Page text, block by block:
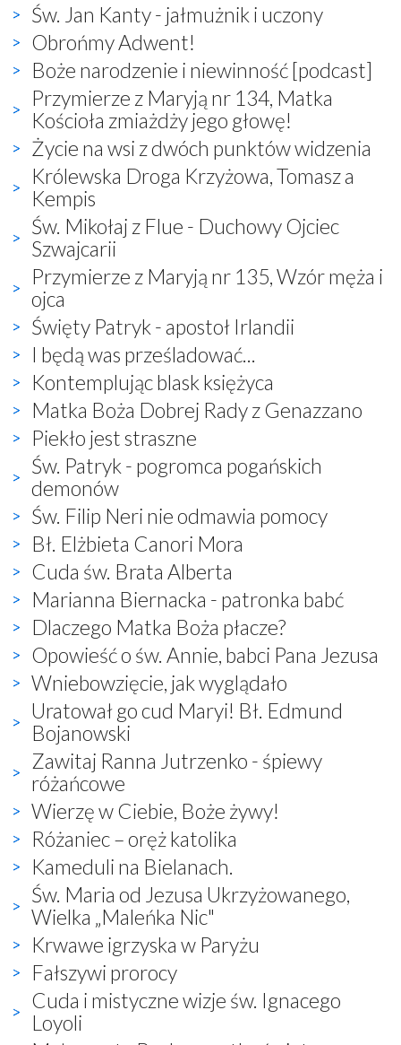
Św. Jan Kanty - jałmużnik i uczony
Obrońmy Adwent!
Boże narodzenie i niewinność [podcast]
Przymierze z Maryją nr 134, Matka
Kościoła zmiażdży jego głowę!
Życie na wsi z dwóch punktów widzenia
Królewska Droga Krzyżowa, Tomasz a
Kempis
Św. Mikołaj z Flue - Duchowy Ojciec
Szwajcarii
Przymierze z Maryją nr 135, Wzór męża i
ojca
Święty Patryk - apostoł Irlandii
I będą was prześladować...
Kontemplując blask księżyca
Matka Boża Dobrej Rady z Genazzano
Piekło jest straszne
Św. Patryk - pogromca pogańskich
demonów
Św. Filip Neri nie odmawia pomocy
Bł. Elżbieta Canori Mora
Cuda św. Brata Alberta
Marianna Biernacka - patronka babć
Dlaczego Matka Boża płacze?
Opowieść o św. Annie, babci Pana Jezusa
Wniebowzięcie, jak wyglądało
Uratował go cud Maryi! Bł. Edmund
Bojanowski
Zawitaj Ranna Jutrzenko - śpiewy
różańcowe
Wierzę w Ciebie, Boże żywy!
Różaniec – oręż katolika
Kameduli na Bielanach.
Św. Maria od Jezusa Ukrzyżowanego,
Wielka „Maleńka Nic"
Krwawe igrzyska w Paryżu
Fałszywi prorocy
Cuda i mistyczne wizje św. Ignacego
Loyoli